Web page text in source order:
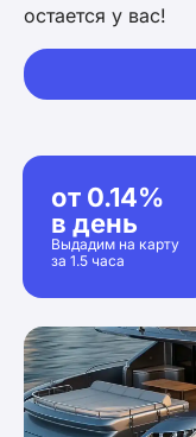
остается у вас!
от 0.14%
в день
Выдадим на карту
за 1.5 часа